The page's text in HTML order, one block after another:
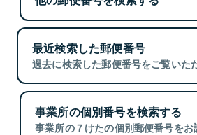
最近検索した郵便番号
過去に検索した郵便番号をご覧いた
事業所の個別番号を検索する
事業所の７けたの個別郵便番号をお